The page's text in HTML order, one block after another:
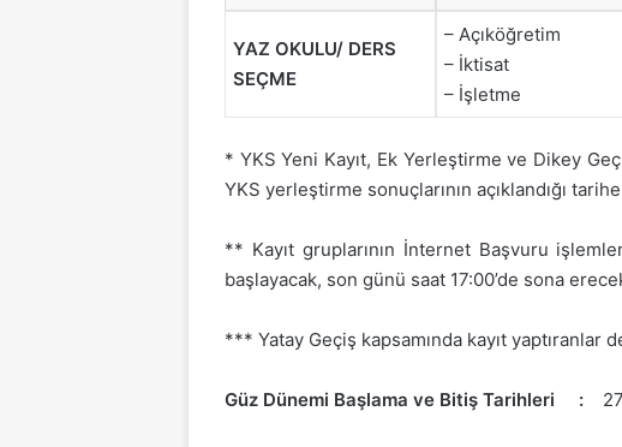
YAZ OKULU/ DERS
SEÇME
– Açıköğretim
– İktisat
– İşletme
* YKS Yeni Kayıt, Ek Yerleştirme ve Dikey
YKS yerleştirme sonuçlarının açıklandığı
** Kayıt gruplarının İnternet Başvuru
başlayacak, son günü saat 17:00’de sona
*** Yatay Geçiş kapsamında kayıt yaptıranlar
Güz Dünemi Başlama ve Bitiş Tarihleri : 27